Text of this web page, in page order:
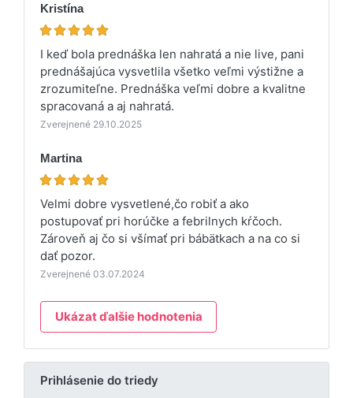
Kristína
I keď bola prednáška len nahratá a nie live, pani
prednášajúca vysvetlila všetko veľmi výstižne a
zrozumiteľne. Prednáška veľmi dobre a kvalitne
spracovaná a aj nahratá.
Zverejnené 29.10.2025
Martina
Velmi dobre vysvetlené,čo robiť a ako
postupovať pri horúčke a febrilnych kŕčoch.
Zároveň aj čo si všímať pri bábätkach a na co si
dať pozor.
Zverejnené 03.07.2024
Ukázat ďalšie hodnotenia
Prihlásenie do triedy